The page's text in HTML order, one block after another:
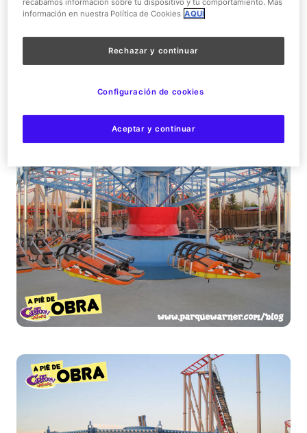
puedes disfrutar!!, como elMusical de Hairspray, el
Nueva Aventura
Territory. ¡¡Esperamos celebrar nuestro 10º Aniversario
recabamos información sobre tu dispositivo y tu comportamiento. Más
información en nuestra Política de Cookies AQUÍ
Rechazar y continuar
Aceptar y continuar
Configuración de cookies